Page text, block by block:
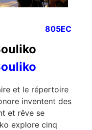
805EC
et le répertoire
inventent des
et rêve se
explore cinq